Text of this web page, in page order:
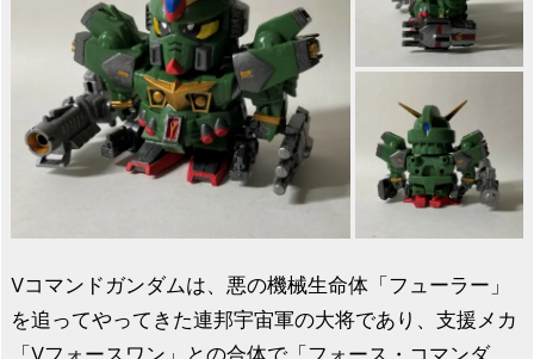
Vコマンドガンダムは、悪の機械生命体「フューラー」
を追ってやってきた連邦宇宙軍の大将であり、支援メカ
「Vフォースワン」との合体で「フォース・コマンダ